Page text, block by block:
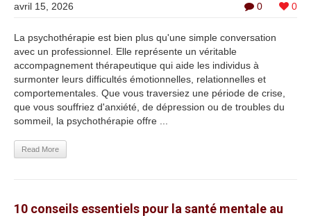
0 0
avril 15, 2026
La psychothérapie est bien plus qu'une simple conversation
avec un professionnel. Elle représente un véritable
accompagnement thérapeutique qui aide les individus à
surmonter leurs difficultés émotionnelles, relationnelles et
comportementales. Que vous traversiez une période de crise,
que vous souffriez d'anxiété, de dépression ou de troubles du
sommeil, la psychothérapie offre ...
Read More
10 conseils essentiels pour la santé mentale au